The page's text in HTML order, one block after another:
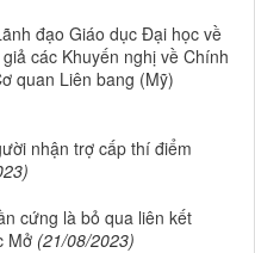
đạo Giáo dục Đại học về
các Khuyến nghị về Chính
quan Liên bang (Mỹ)
nhận trợ cấp thí điểm
cứng là bỏ qua liên kết
Mở (21/08/2023)